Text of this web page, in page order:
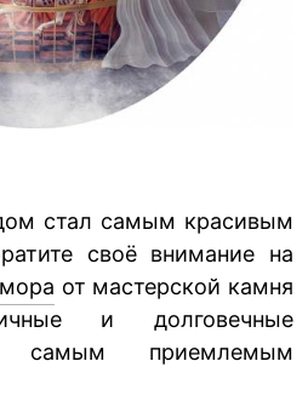
стал самым красивым
своё внимание на
от мастерской камня
и долговечные
самым приемлемым